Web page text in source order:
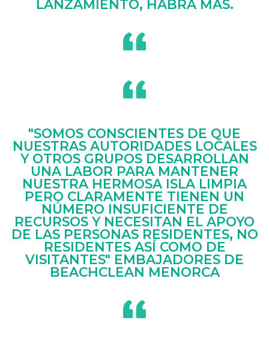
LANZAMIENTO, HABRÁ MÁS.
"SOMOS CONSCIENTES DE QUE
NUESTRAS AUTORIDADES LOCALES
Y OTROS GRUPOS DESARROLLAN
UNA LABOR PARA MANTENER
NUESTRA HERMOSA ISLA LIMPIA
PERO CLARAMENTE TIENEN UN
NÚMERO INSUFICIENTE DE
RECURSOS Y NECESITAN EL APOYO
DE LAS PERSONAS RESIDENTES, NO
RESIDENTES ASÍ COMO DE
VISITANTES" EMBAJADORES DE
BEACHCLEAN MENORCA